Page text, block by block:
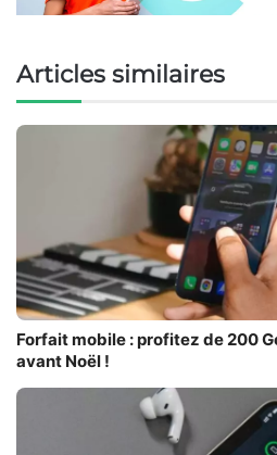
Articles similaires
Forfait mobile : profitez de 200
avant Noël !